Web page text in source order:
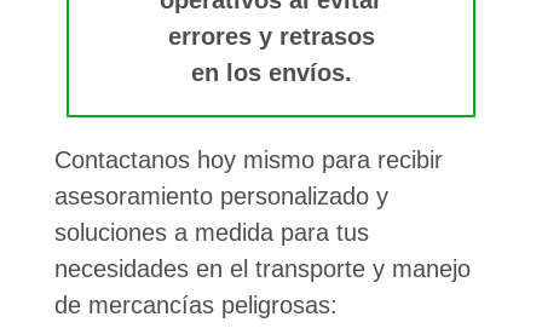
errores y retrasos
en los envíos.
Contactanos hoy mismo para recibir
asesoramiento personalizado y
soluciones a medida para tus
necesidades en el transporte y manejo
de mercancías peligrosas: